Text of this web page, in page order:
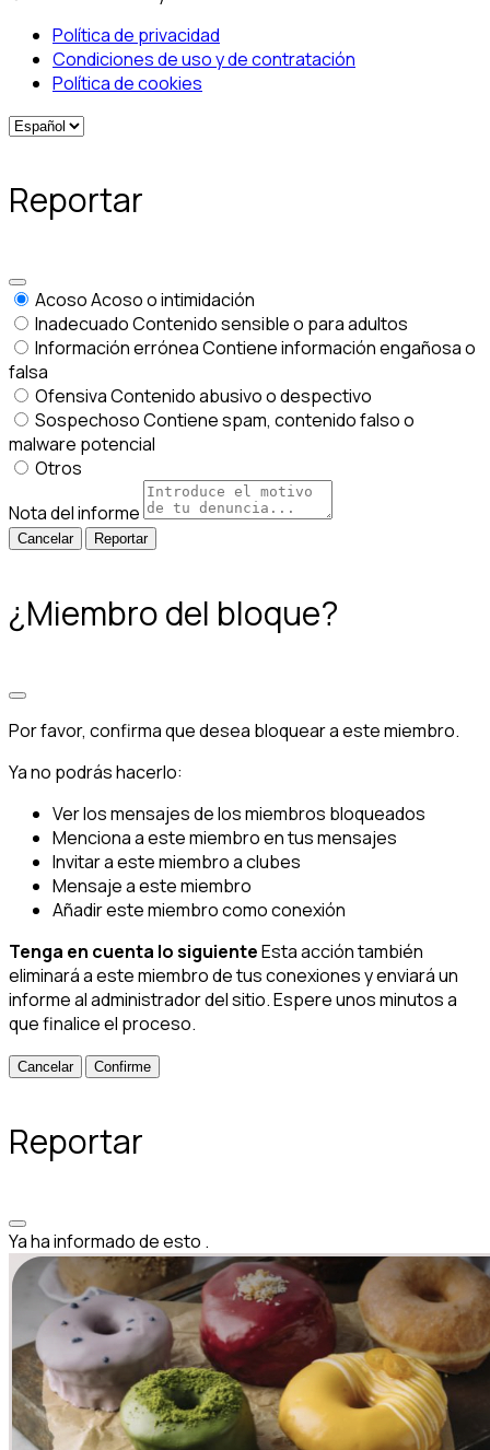
Política de privacidad
Condiciones de uso y de contratación
Política de cookies
Reportar
AcosoAcoso o intimidación
InadecuadoContenido sensible o para adultos
Información erróneaContiene información engañosa o
falsa
OfensivaContenido abusivo o despectivo
SospechosoContiene spam, contenido falso o
malware potencial
Otros
Nota del informe
Reportar
¿Miembro del bloque?
Por favor, confirma que desea bloquear a este miembro.
Ya no podrás hacerlo:
Ver los mensajes de los miembros bloqueados
Menciona a este miembro en tus mensajes
Invitar a este miembro a clubes
Mensaje a este miembro
Añadir este miembro como conexión
Tenga en cuenta lo siguienteEsta acción también
eliminará a este miembro de tus conexiones y enviará un
informe al administrador del sitio. Espere unos minutos a
que finalice el proceso.
Confirme
Reportar
Ya ha informado de esto .